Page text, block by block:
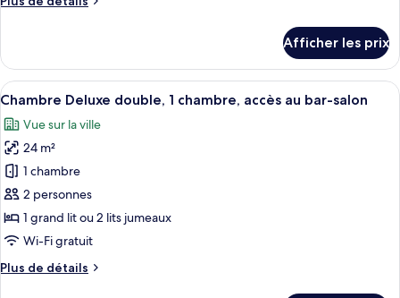
Suite
au
bar-
salon
Suite
Junior,
accès
bar-
salon
Afficher les prix
Afficher
toutes
les
photos
pour
ce
type
de
chambre :
Chambre
Une chambre d’hôtel comprenant
14
Chambre Deluxe double, 1 chambre, accès au bar-salon
Vue sur la ville
24 m²
1 chambre
2 personnes
1 grand lit ou 2 lits jumeaux
Wi-Fi gratuit
Plus de détails
Plus